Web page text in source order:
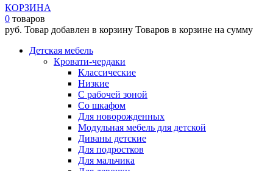
КОРЗИНА
0 товаров
руб. Товар добавлен в корзину Товаров в корзине на сумму
Детская мебель
Кровати-чердаки
Классические
Низкие
С рабочей зоной
Со шкафом
Для новорожденных
Модульная мебель для детской
Диваны детские
Для подростков
Для мальчика